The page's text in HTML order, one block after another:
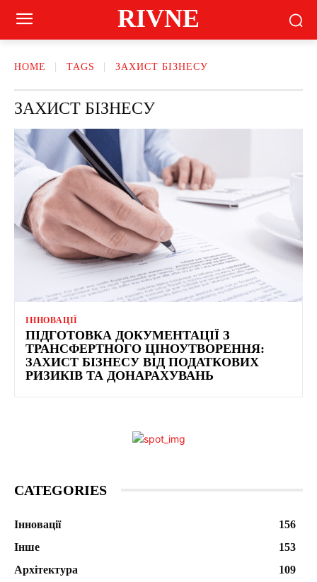
RIVNE
HOME TAGS ЗАХИСТ БІЗНЕСУ
ЗАХИСТ БІЗНЕСУ
ІННОВАЦІЇ
ПІДГОТОВКА ДОКУМЕНТАЦІЇ З
ТРАНСФЕРТНОГО ЦІНОУТВОРЕННЯ:
ЗАХИСТ БІЗНЕСУ ВІД ПОДАТКОВИХ
РИЗИКІВ ТА ДОНАРАХУВАНЬ
CATEGORIES
Інновації
156
Інше
153
Архітектура
109